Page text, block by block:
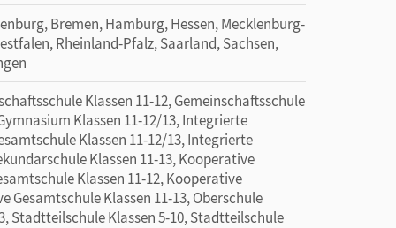
Bremen, Hamburg, Hessen, Mecklenburg-
Rheinland-Pfalz, Saarland, Sachsen,
Klassen 11-12, Gemeinschaftsschule
Klassen 11-12/13, Integrierte
Klassen 11-12/13, Integrierte
Klassen 11-13, Kooperative
Klassen 11-12, Kooperative
Gesamtschule Klassen 11-13, Oberschule
Stadtteilschule Klassen 5-10, Stadtteilschule